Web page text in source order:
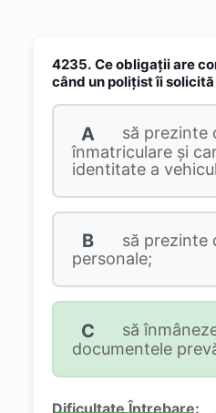
4235. Ce obligații are
când un polițist îi
A
să prezinte
înmatriculare și
identitate a
B
să prezinte
personale;
C
să
documentele
Dificultate Întrebare: